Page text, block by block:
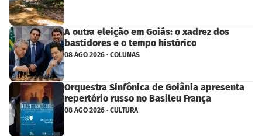
A outra eleição em Goiás: o xadrez dos
bastidores e o tempo histórico
08 AGO 2026 · COLUNAS
Orquestra Sinfônica de Goiânia apresenta
repertório russo no Basileu França
08 AGO 2026 · CULTURA